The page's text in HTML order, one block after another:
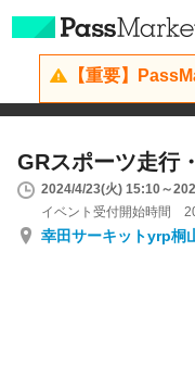
【重要】
GRスポーツ走行
2024/4/23(火) 15:10～
イベント受付開始時間
幸田サーキットyrp桐